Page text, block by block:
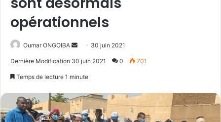
opérationnels
Oumar ONGOIBA
Send 30 juin 2021
Dernière Modification 30 juin 2021 0 701
Temps de lecture 1 minute